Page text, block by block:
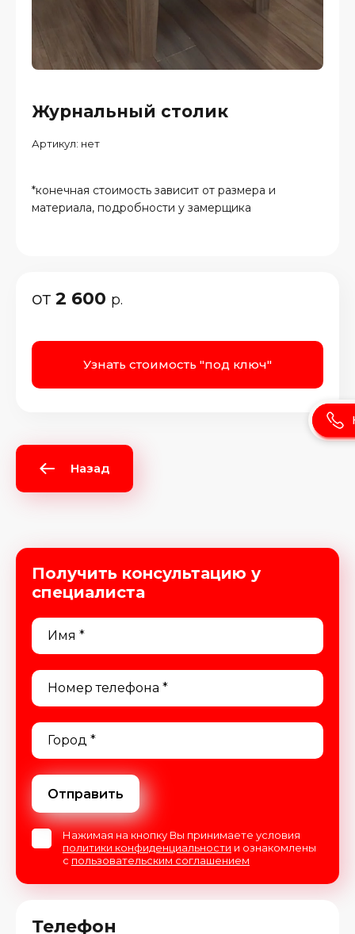
Журнальный столик
Артикул: нет
*конечная стоимость зависит от размера и
материала, подробности у замерщика
от 2 600 р.
Узнать стоимость "под ключ"
Назад
Телефон
Получить консультацию у
специалиста
Нажимая на кнопку Вы принимаете условия
политики конфиденциальности и ознакомлены
с пользовательским соглашением
Отправить